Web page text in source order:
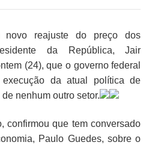
reajuste do preço dos
da República, Jair
(24), que o governo federal
da atual política de
nenhum outro setor.
confirmou que tem conversado
Paulo Guedes, sobre o